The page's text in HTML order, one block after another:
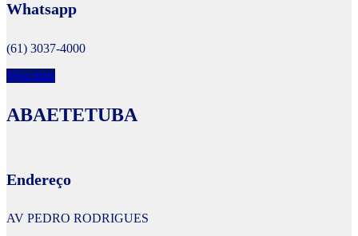
Whatsapp
(61) 3037-4000
Veja mais
ABAETETUBA
Endereço
AV PEDRO RODRIGUES